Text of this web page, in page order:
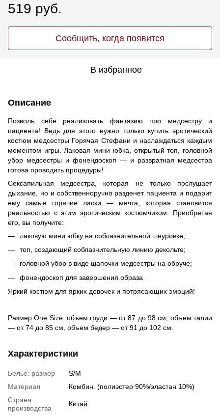
519 руб.
Сообщить, когда появится
В избранное
Описание
Позволь себе реализовать фантазию про медсестру и
пациента! Ведь для этого нужно только купить эротический
костюм медсестры Горячая Стефани и наслаждаться каждым
моментом игры. Лаковая мини юбка, открытый топ, головной
убор медсестры и фонендоскоп — и развратная медсестра
готова проводить процедуры!
Сексапильная медсестра, которая не только послушает
дыхание, но и собственноручно разденет пациента и подарит
ему самые горячие ласки — мечта, которая становится
реальностью с этим эротическим костюмчиком. Приобретая
его, вы получите:
лаковую мини юбку на соблазнительной шнуровке;
топ, создающий соблазнительную линию декольте;
головной убор в виде шапочки медсестры на обруче;
фонендоскоп для завершения образа
Яркий костюм для ярких девочек и потрясающих эмоций!
Размер One Size: объем груди — от 87 до 98 см, объем талии
— от 74 до 85 см, объем бедер — от 91 до 102 см.
Характеристики
Белье: размер
S/M
Материал
Комбин. (полиэстер 90%/эластан 10%)
Страна
производства
Китай